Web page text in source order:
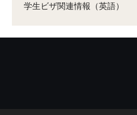
学生ビザ関連情報（英語）